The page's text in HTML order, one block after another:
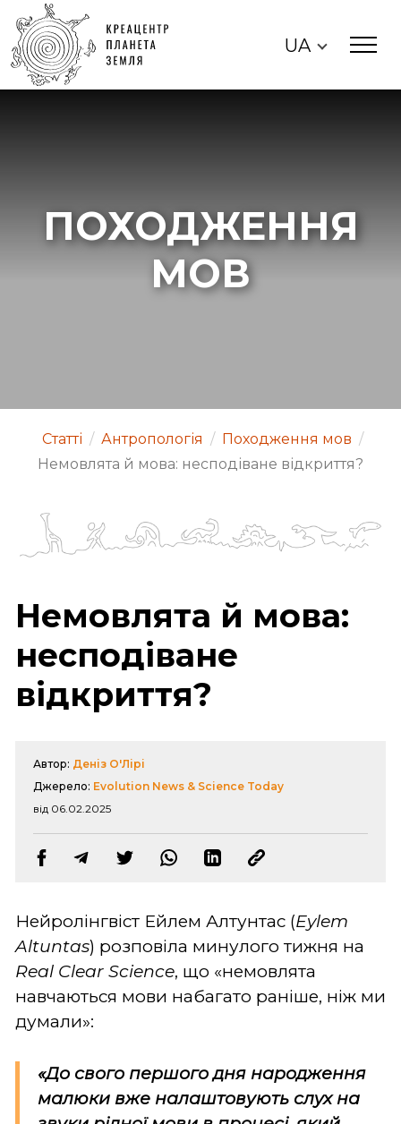
UA
ПОХОДЖЕННЯ
МОВ
Статті / Антропологія / Походження мов /
Немовлята й мова: несподіване відкриття?
Немовлята й мова:
несподіване
відкриття?
Автор: Деніз О'Лірі
Джерело: Evolution News & Science Today
від 06.02.2025
Нейролінгвіст Ейлем Алтунтас (Eylem
Altuntas) розповіла минулого тижня на
Real Clear Science, що «немовлята
навчаються мови набагато раніше, ніж ми
думали»:
«До свого першого дня народження
малюки вже налаштовують слух на